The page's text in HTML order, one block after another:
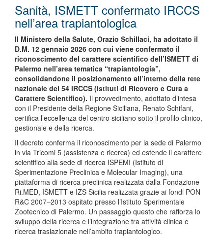
Sanità, ISMETT confermato IRCCS
nell’area trapiantologica
Il Ministero della Salute, Orazio Schillaci, ha adottato il
D.M. 12 gennaio 2026 con cui viene confermato il
riconoscimento del carattere scientifico dell’ISMETT di
Palermo nell’area tematica “trapiantologia”,
consolidandone il posizionamento all’interno della rete
nazionale dei 54 IRCCS (Istituti di Ricovero e Cura a
Carattere Scientifico). Il provvedimento, adottato d’intesa
con il Presidente della Regione Siciliana, Renato Schifani,
certifica l’eccellenza del centro siciliano sotto il profilo clinico,
gestionale e della ricerca.
Il decreto conferma il riconoscimento per la sede di Palermo
in via Tricomi 5 (assistenza e ricerca) ed estende il carattere
scientifico alla sede di ricerca ISPEMI (Istituto di
Sperimentazione Preclinica e Molecular Imaging), una
piattaforma di ricerca preclinica realizzata dalla Fondazione
Ri.MED, ISMETT e IZS Sicilia realizzata grazie ai fondi PON
R&C 2007–2013 ospitato presso l’Istituto Sperimentale
Zootecnico di Palermo. Un passaggio questo che rafforza lo
sviluppo della ricerca e l’integrazione tra attività clinica e
ricerca traslazionale nell’ambito trapiantologico.